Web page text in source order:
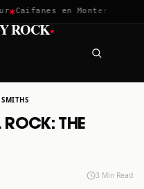
Caifanes en Monterrey · 12
ROCK·
ROCK: THE
3 Min Read